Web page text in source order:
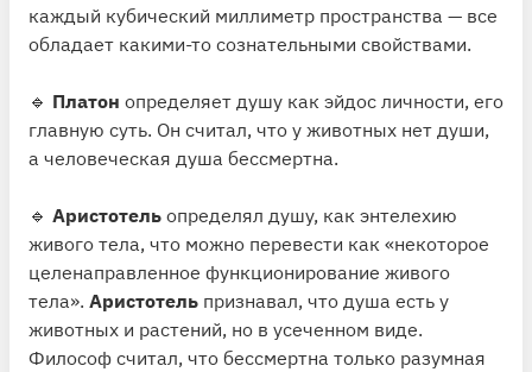
каждый кубический миллиметр пространства — все
обладает какими-то сознательными свойствами.
🔹 Платон определяет душу как эйдос личности, его
главную суть. Он считал, что у животных нет души,
а человеческая душа бессмертна.
🔹 Аристотель определял душу, как энтелехию
живого тела, что можно перевести как «некоторое
целенаправленное функционирование живого
тела». Аристотель признавал, что душа есть у
животных и растений, но в усеченном виде.
Философ считал, что бессмертна только разумная